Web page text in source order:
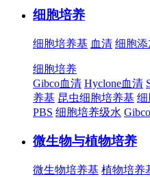
细胞培养
细胞培养基 血清 细胞添
细胞培养
Gibco血清 Hyclone血清
养基 昆虫细胞培养基 细
PBS 细胞培养级水
微生物与植物培养
微生物培养基 植物培养